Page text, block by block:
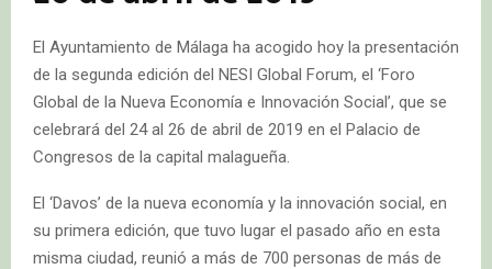
El Ayuntamiento de Málaga ha acogido hoy la presentación
de la segunda edición del NESI Global Forum, el ‘Foro
Global de la Nueva Economía e Innovación Social’, que se
celebrará del 24 al 26 de abril de 2019 en el Palacio de
Congresos de la capital malagueña.
El ‘Davos’ de la nueva economía y la innovación social, en
su primera edición, que tuvo lugar el pasado año en esta
misma ciudad, reunió a más de 700 personas de más de